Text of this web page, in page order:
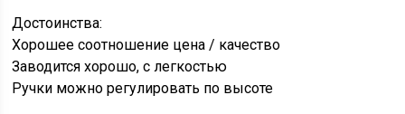
Достоинства:
Хорошее соотношение цена / качество
Заводится хорошо, с легкостью
Ручки можно регулировать по высоте